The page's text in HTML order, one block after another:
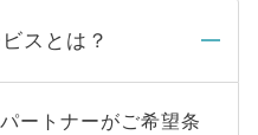
スとは？
ートナーがご希望条